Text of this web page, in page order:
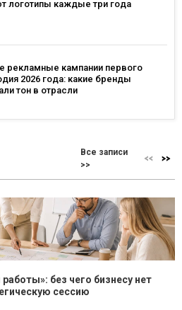
логотипы каждые три года
рекламные кампании первого
2026 года: какие бренды
тон в отрасли
Все записи
>>
без чего бизнесу нет
сессию